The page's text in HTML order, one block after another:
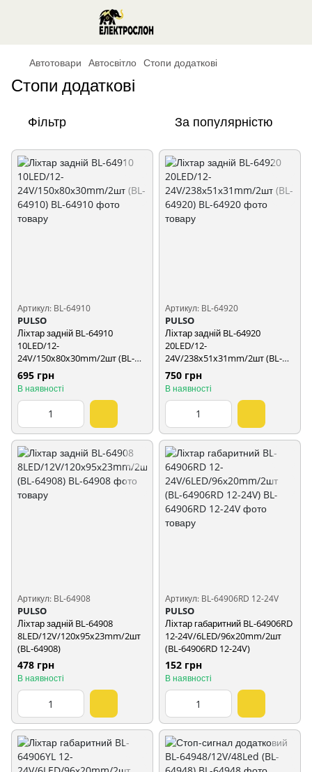
Автотовари Автосвітло Стопи додаткові
Стопи додаткові
Фільтр За популярністю
Артикул: BL-64910
PULSO
Ліхтар задній BL-64910
10LED/12-
24V/150х80х30mm/2шт (BL-
64910)
695 грн
В наявності
Артикул: BL-64920
PULSO
Ліхтар задній BL-64920
20LED/12-
24V/238х51х31mm/2шт (BL-
64920)
750 грн
В наявності
Артикул: BL-64908
PULSO
Ліхтар задній BL-64908
8LED/12V/120х95х23mm/2шт
(BL-64908)
478 грн
В наявності
Артикул: BL-64906RD 12-24V
PULSO
Ліхтар габаритний BL-64906RD
12-24V/6LED/96х20mm/2шт
(BL-64906RD 12-24V)
152 грн
В наявності